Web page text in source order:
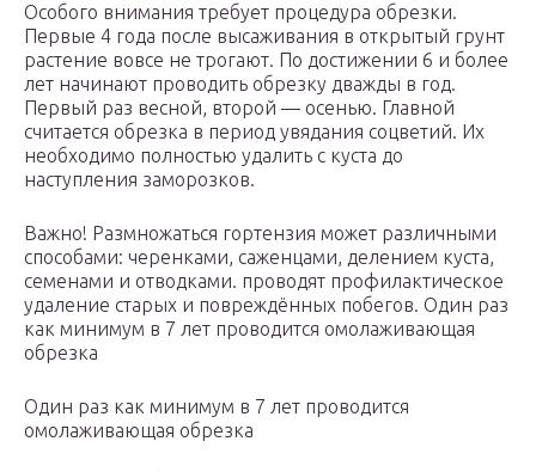
Особого внимания требует процедура обрезки.
Первые 4 года после высаживания в открытый грунт
растение вовсе не трогают. По достижении 6 и более
лет начинают проводить обрезку дважды в год.
Первый раз весной, второй — осенью. Главной
считается обрезка в период увядания соцветий. Их
необходимо полностью удалить с куста до
наступления заморозков.
Важно! Размножаться гортензия может различными
способами: черенками, саженцами, делением куста,
семенами и отводками. проводят профилактическое
удаление старых и повреждённых побегов. Один раз
как минимум в 7 лет проводится омолаживающая
обрезка
Один раз как минимум в 7 лет проводится
омолаживающая обрезка